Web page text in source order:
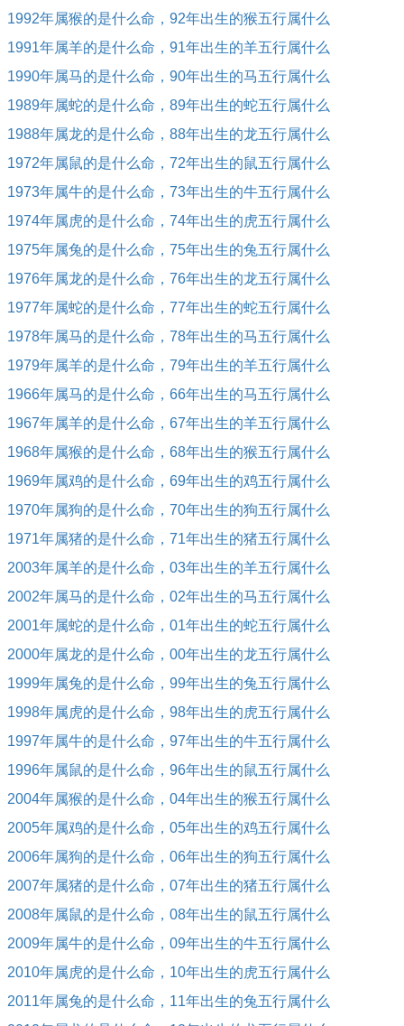
1992年属猴的是什么命，92年出生的猴五行属什么
1991年属羊的是什么命，91年出生的羊五行属什么
1990年属马的是什么命，90年出生的马五行属什么
1989年属蛇的是什么命，89年出生的蛇五行属什么
1988年属龙的是什么命，88年出生的龙五行属什么
1972年属鼠的是什么命，72年出生的鼠五行属什么
1973年属牛的是什么命，73年出生的牛五行属什么
1974年属虎的是什么命，74年出生的虎五行属什么
1975年属兔的是什么命，75年出生的兔五行属什么
1976年属龙的是什么命，76年出生的龙五行属什么
1977年属蛇的是什么命，77年出生的蛇五行属什么
1978年属马的是什么命，78年出生的马五行属什么
1979年属羊的是什么命，79年出生的羊五行属什么
1966年属马的是什么命，66年出生的马五行属什么
1967年属羊的是什么命，67年出生的羊五行属什么
1968年属猴的是什么命，68年出生的猴五行属什么
1969年属鸡的是什么命，69年出生的鸡五行属什么
1970年属狗的是什么命，70年出生的狗五行属什么
1971年属猪的是什么命，71年出生的猪五行属什么
2003年属羊的是什么命，03年出生的羊五行属什么
2002年属马的是什么命，02年出生的马五行属什么
2001年属蛇的是什么命，01年出生的蛇五行属什么
2000年属龙的是什么命，00年出生的龙五行属什么
1999年属兔的是什么命，99年出生的兔五行属什么
1998年属虎的是什么命，98年出生的虎五行属什么
1997年属牛的是什么命，97年出生的牛五行属什么
1996年属鼠的是什么命，96年出生的鼠五行属什么
2004年属猴的是什么命，04年出生的猴五行属什么
2005年属鸡的是什么命，05年出生的鸡五行属什么
2006年属狗的是什么命，06年出生的狗五行属什么
2007年属猪的是什么命，07年出生的猪五行属什么
2008年属鼠的是什么命，08年出生的鼠五行属什么
2009年属牛的是什么命，09年出生的牛五行属什么
2010年属虎的是什么命，10年出生的虎五行属什么
2011年属兔的是什么命，11年出生的兔五行属什么